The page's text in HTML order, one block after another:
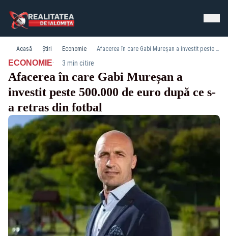
Acasă Știri Economie Afacerea în care Gabi Mureșan a investit peste 500.000 de euro după ce s-a retras din fotbal
ECONOMIE· 3 min citire
Afacerea în care Gabi Mureșan a
investit peste 500.000 de euro după ce s-
a retras din fotbal